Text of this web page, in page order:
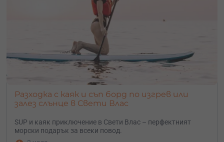
Разходка с каяк и съп борд по изгрев или
залез слънце в Свети Влас
SUP и каяк приключение в Свети Влас – перфектният
морски подарък за всеки повод.